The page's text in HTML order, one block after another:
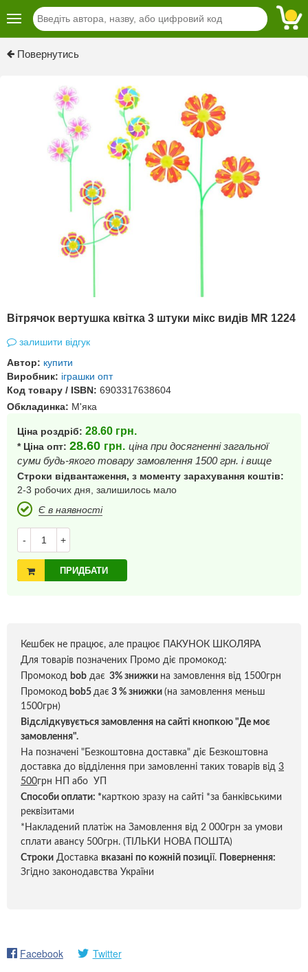
Повернутись
Вітрячок вертушка квітка 3 штуки мікс видів MR 1224
залишити відгук
Автор: купити
Виробник: іграшки опт
Код товару / ISBN: 6903317638604
Обкладинка: М'яка
Ціна роздріб: 28.60 грн.
* Ціна опт: 28.60 грн. ціна при досягненні загальної
суми будь-якого товару замовлення 1500 грн. і вище
Строки відвантаження, з моменту зарахування коштів:
2-3 робочих дня, залишилось мало
Є в наявності
- +
ПРИДБАТИ
Кешбек не працює, але працює ПАКУНОК ШКОЛЯРА
Для товарів позначених Промо діє промокод:
Промокод bob дає 3% знижки на замовлення від 1500грн
Промокод bob5 дає 3 % знижки (на замовлення меньш
1500грн)
Відслідкувується замовлення на сайті кнопкою "Де моє
замовлення".
На позначені "Безкоштовна доставка" діє Безкоштовна
доставка до відділення при замовленні таких товарів від 3
500грн НП або УП
Способи оплати: *карткою зразу на сайті *за банківськими
реквізитами
*Накладений платіж на Замовлення від 2 000грн за умови
сплати авансу 500грн. (ТІЛЬКИ НОВА ПОШТА)
Строки Доставка вказані по кожній позиції.
Повернення:
Згідно законодавства України
Facebook Twitter